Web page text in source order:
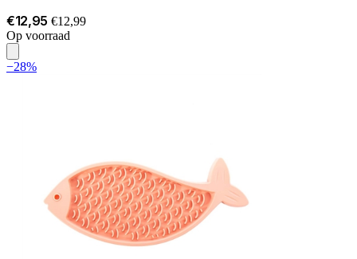
€12,95 €12,99
Op voorraad
−28%